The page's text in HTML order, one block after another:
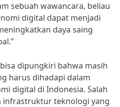
sebuah wawancara, beliau
digital dapat menjadi
daya saing
dipungkiri bahwa masih
harus dihadapi dalam
digital di Indonesia. Salah
infrastruktur teknologi yang